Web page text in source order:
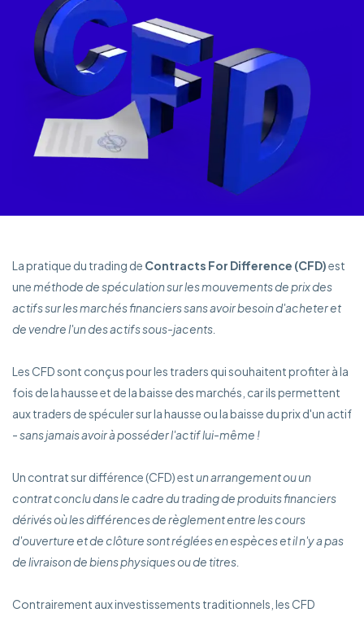
Trading
Marchés
Centre d'aide
La pratique du trading de Contracts For Difference (CFD)est
uneméthode de spéculation sur les mouvements de prix des
actifs sur les marchés financiers sans avoir besoin d'acheter et
de vendre l'un des actifs sous-jacents.
Les CFD sont conçus pour les traders qui souhaitent profiter à la
fois de la hausse et de la baisse des marchés, car ils permettent
aux traders de spéculer sur la hausse ou la baisse du prix d'un actif
-sans jamais avoir à posséder l'actif lui-même !
Un contrat sur différence (CFD) estun arrangement ou un
contrat conclu dans le cadre du trading de produits financiers
dérivés où les différences de règlement entre les cours
d'ouverture et de clôture sont réglées en espèces et il n'y a pas
de livraison de biens physiques ou de titres.
Contrairement aux investissements traditionnels, les CFD